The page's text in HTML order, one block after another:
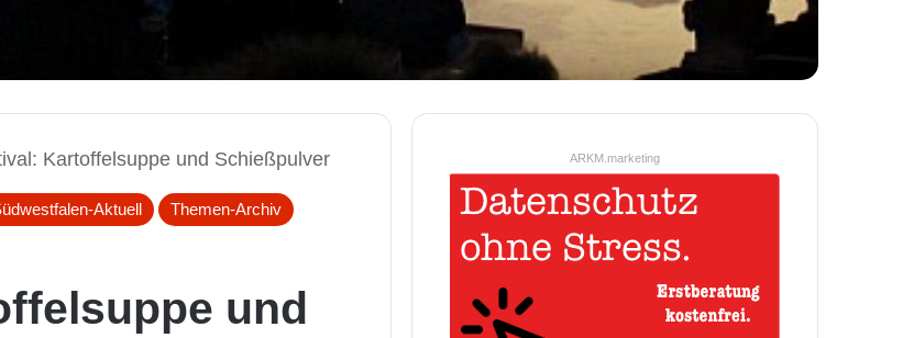
Kartoffelsuppe und Schießpulver
Aktuell Themen-Archiv
und
ARKM.marketing